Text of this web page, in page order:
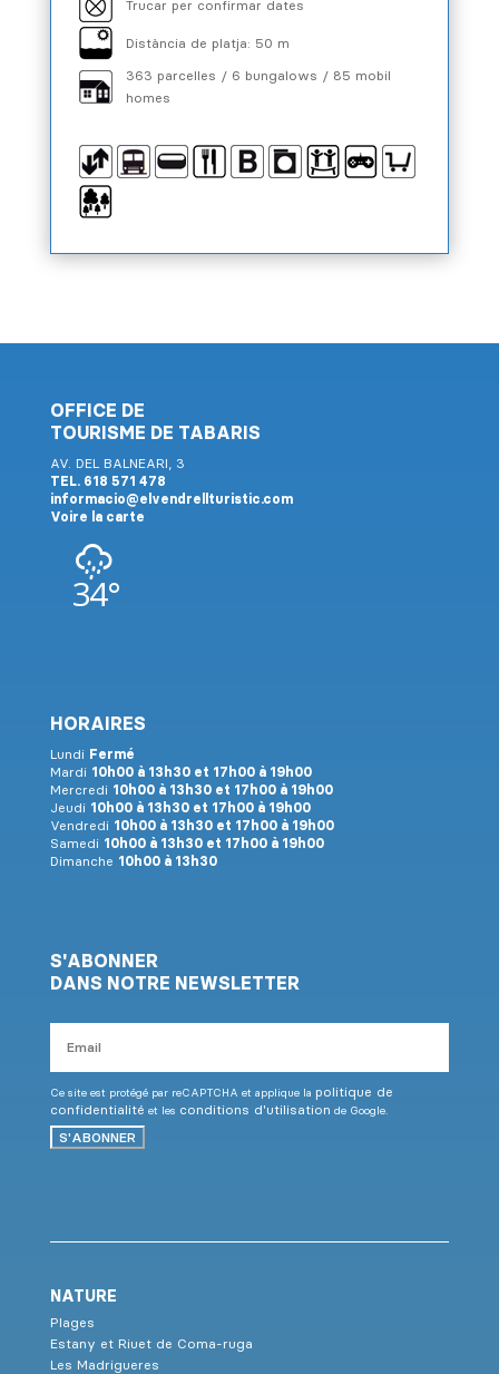
Trucar per confirmar dates
Distància de platja: 50 m
363 parcelles / 6 bungalows / 85 mobil
homes
OFFICE DE
TOURISME DE TABARIS
AV. DEL BALNEARI, 3
TEL. 618 571 478
informacio@elvendrellturistic.com
Voire la carte
34°
HORAIRES
Lundi Fermé
Mardi 10h00 à 13h30 et 17h00 à 19h00
Mercredi 10h00 à 13h30 et 17h00 à 19h00
Jeudi 10h00 à 13h30 et 17h00 à 19h00
Vendredi 10h00 à 13h30 et 17h00 à 19h00
Samedi 10h00 à 13h30 et 17h00 à 19h00
Dimanche 10h00 à 13h30
S'ABONNER
DANS NOTRE NEWSLETTER
Ce site est protégé par reCAPTCHA et applique la politique de
confidentialité et les conditions d'utilisation de Google.
S'ABONNER
NATURE
Plages
Estany et Riuet de Coma-ruga
Les Madrigueres